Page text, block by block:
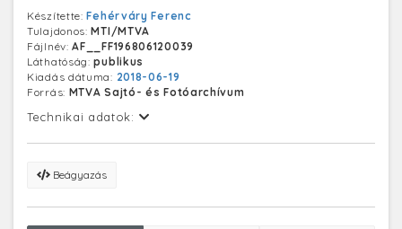
Készítette:Fehérváry Ferenc
Tulajdonos:MTI/MTVA
Fájlnév:AF__FF196806120039
Láthatóság:publikus
Kiadás dátuma: 2018-06-19
Forrás: MTVA Sajtó- és Fotóarchívum
Technikai adatok:
Beágyazás